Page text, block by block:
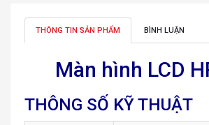
THÔNG TIN SẢN PHẨM BÌNH LUẬN
Màn hình LCD
THÔNG SỐ KỸ THUẬT